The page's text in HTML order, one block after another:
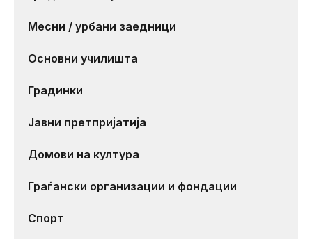
Месни / урбани заедници
Основни училишта
Градинки
Јавни претпријатија
Домови на култура
Граѓански организации и фондации
Спорт